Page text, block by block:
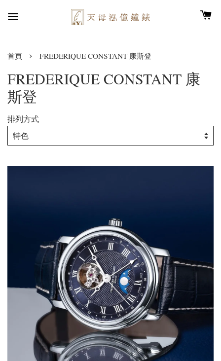
首頁 › FREDERIQUE CONSTANT 康斯登
FREDERIQUE CONSTANT 康
斯登
排列方式